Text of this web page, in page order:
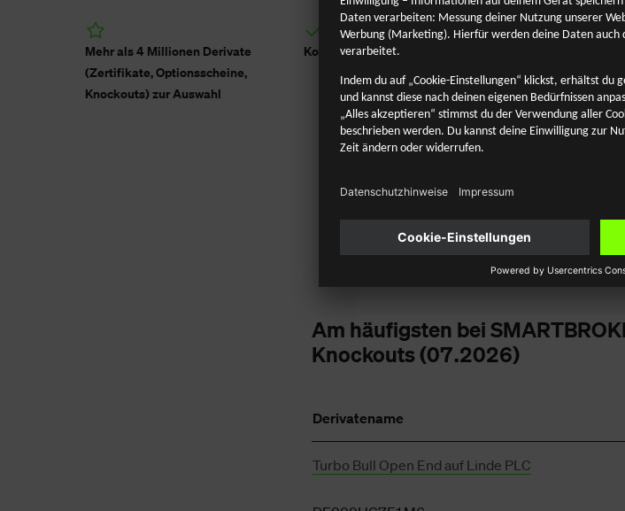
Mehr als 4 Millionen Derivate
(Zertifikate, Optionsscheine,
Knockouts) zur Auswahl
Kostenlose Depotführung
Premiumpartner
Stanley, UBS,
zzgl.
Zuwendungen)
Am häufigsten bei
Knockouts (07.2026)
Derivatename
Turbo Bull Open End auf Linde PLC